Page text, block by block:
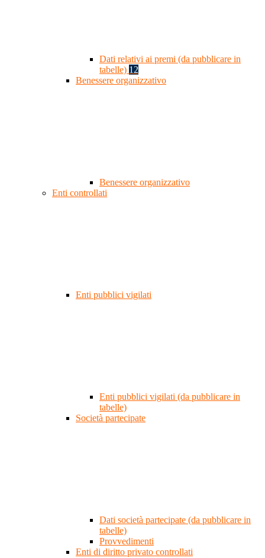
Dati relativi ai premi (da pubblicare in
tabelle) 12
Benessere organizzativo
Benessere organizzativo
Enti controllati
Enti pubblici vigilati
Enti pubblici vigilati (da pubblicare in
tabelle)
Società partecipate
Dati società partecipate (da pubblicare in
tabelle)
Provvedimenti
Enti di diritto privato controllati